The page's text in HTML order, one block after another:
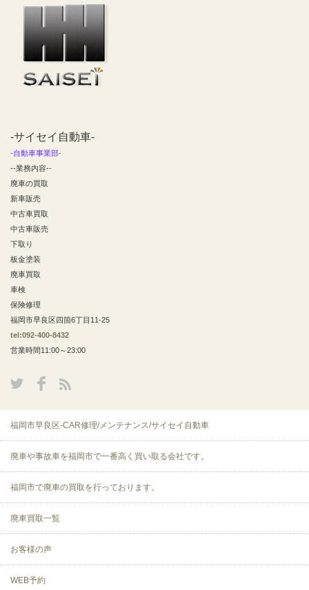
-サイセイ自動車-
-自動車事業部-
--業務内容--
廃車の買取
新車販売
中古車買取
中古車販売
下取り
板金塗装
廃車買取
車検
保険修理
福岡市早良区四箇6丁目11-25
tel:092-400-8432
営業時間11:00～23:00
福岡市早良区-CAR修理/メンテナンス/サイセイ自動車
廃車や事故車を福岡市で一番高く買い取る会社です。
福岡市で廃車の買取を行っております。
廃車買取一覧
お客様の声
WEB予約